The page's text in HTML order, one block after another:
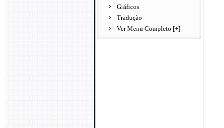
Gráficos
Tradução
Ver Menu Completo [+]